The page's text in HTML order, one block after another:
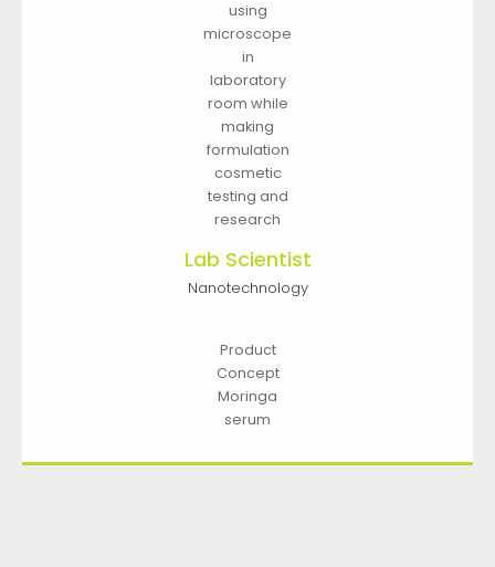
using
microscope
in
laboratory
room while
making
formulation
cosmetic
testing and
research
Lab Scientist
Nanotechnology
Product
Concept
Moringa
serum